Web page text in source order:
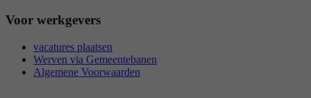
Voor werkgevers
vacatures plaatsen
Werven via Gemeentebanen
Algemene Voorwaarden